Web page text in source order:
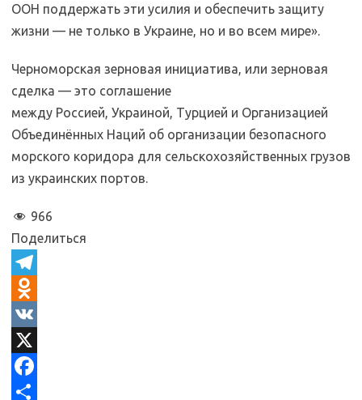
ООН поддержать эти усилия и обеспечить защиту
жизни — не только в Украине, но и во всем мире».
Черноморская зерновая инициатива, или зерновая
сделка — это соглашение
между Россией, Украиной, Турцией и Организацией
Объединённых Наций об организации безопасного
морского коридора для сельскохозяйственных грузов
из украинских портов.
966
Поделиться
T
e
e
g
O
d
n
o
V
KX
F